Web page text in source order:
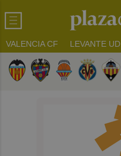
VALENCIA CF LEVANTE UD